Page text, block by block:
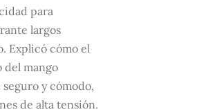
para
largos
Explicó cómo el
del mango
y cómodo,
de alta tensión.